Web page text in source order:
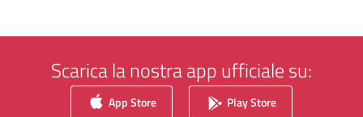
Scarica la nostra app ufficiale su:
App Store Play Store